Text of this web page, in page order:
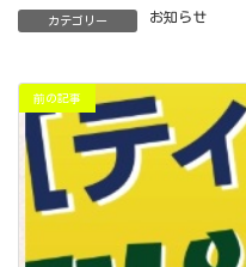
カテゴリー お知らせ
前の記事